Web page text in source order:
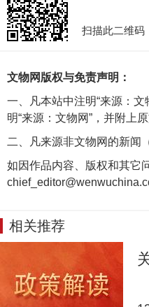
扫描此二维码
文物网版权与免责声明：
一、凡本站中注明“来源：
明“来源：文物网”，并附上原
二、凡来源非文物网的新闻
如因作品内容、版权和其它
相关推荐